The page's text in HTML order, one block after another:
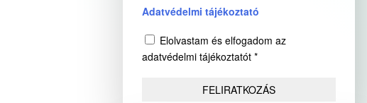
Adatvédelmi tájékoztató
Elolvastam és elfogadom az
adatvédelmi tájékoztatót *